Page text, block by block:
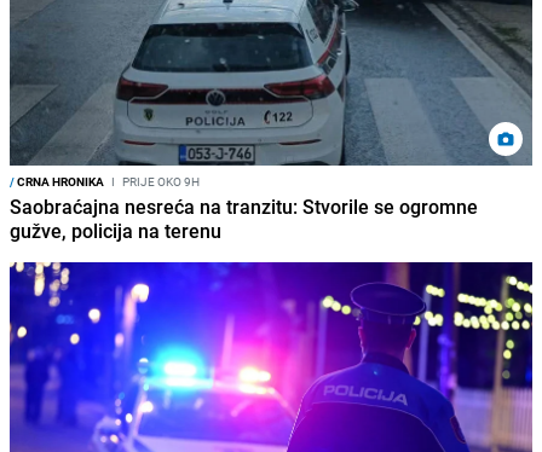
/CRNA HRONIKA I PRIJE OKO 9H
Saobraćajna nesreća na tranzitu: Stvorile se ogromne
gužve, policija na terenu